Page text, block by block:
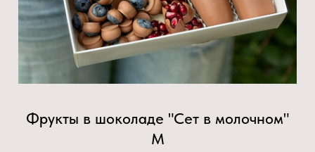
Фрукты в шоколаде "Сет в молочном"
М